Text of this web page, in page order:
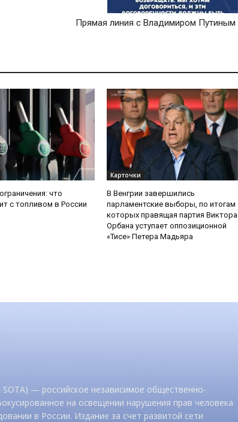
Прямая линия с Владимиром Путиным
что
с топливом в России
Карточки
В Венгрии завершились
парламентские выборы, по итогам
которых правящая партия Виктора
Орбана уступает оппозиционной
«Тисе» Петера Мадьяра
SOTA) — российское независимое общественно-
на освещении нарушения прав человека
в России. Издание за счет развитой сети